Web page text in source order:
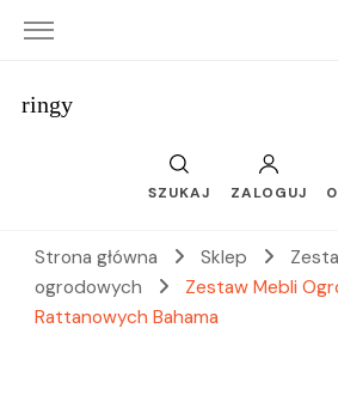
ringy
SZUKAJ ZALOGUJ
Strona główna Sklep
ogrodowych
Zestaw Mebli
Rattanowych Bahama